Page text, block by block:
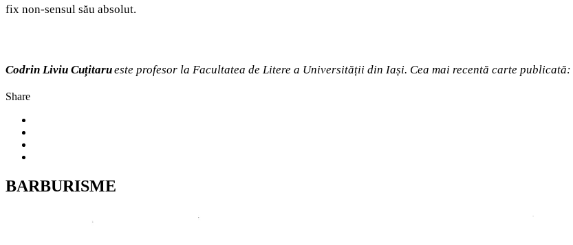
fix non-sensul său absolut.
Codrin Liviu Cuțitarueste profesor la Facultatea de Litere a Universității din Iași. Cea mai recentă carte publicată:
Share
BARBURISME